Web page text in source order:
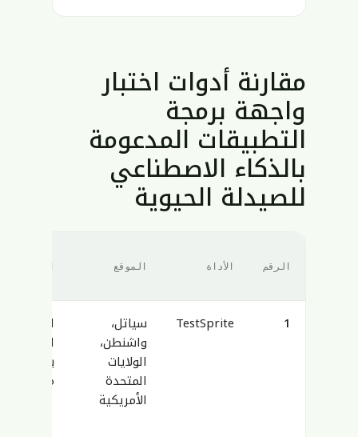
مقارنة أدوات اختبار
واجهة برمجة
التطبيقات المدعومة
بالذكاء الاصطناعي
للصيدلة الحيوية
الرقم الأداة الموقع
1
TestSprite
سياتل،
واشنطن،
الولايات
المتحدة
الأمريكية
اختبار
مع